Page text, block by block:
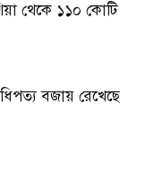
থেকে ১১০ কোটি
বজায় রেখেছে